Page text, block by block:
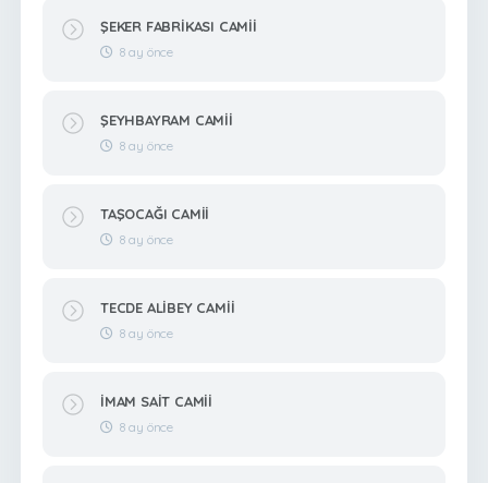
ŞEKER FABRİKASI CAMİİ
8 ay önce
ŞEYHBAYRAM CAMİİ
8 ay önce
TAŞOCAĞI CAMİİ
8 ay önce
TECDE ALİBEY CAMİİ
8 ay önce
İMAM SAİT CAMİİ
8 ay önce